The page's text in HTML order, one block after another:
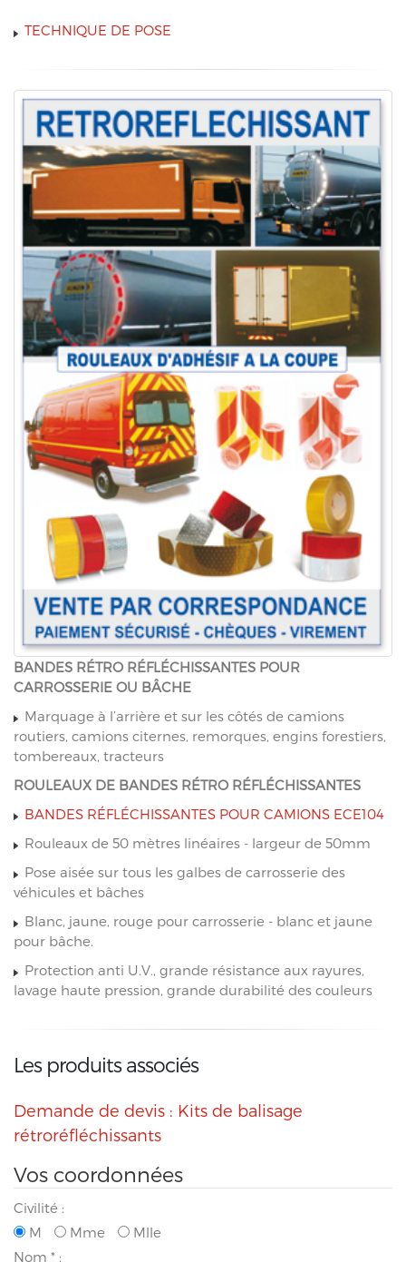
TECHNIQUE DE POSE
BANDES RÉTRO RÉFLÉCHISSANTES POUR
CARROSSERIE OU BÂCHE
Marquage à l’arrière et sur les côtés de camions
routiers, camions citernes, remorques, engins forestiers,
tombereaux, tracteurs
ROULEAUX DE BANDES RÉTRO RÉFLÉCHISSANTES
BANDES RÉFLÉCHISSANTES POUR CAMIONS ECE104
Rouleaux de 50 mètres linéaires - largeur de 50mm
Pose aisée sur tous les galbes de carrosserie des
véhicules et bâches
Blanc, jaune, rouge pour carrosserie - blanc et jaune
pour bâche.
Protection anti U.V., grande résistance aux rayures,
lavage haute pression, grande durabilité des couleurs
Les produits associés
Demande de devis : Kits de balisage
rétroréfléchissants
Vos coordonnées
Civilité :
M
Mme
Mlle
Nom * :